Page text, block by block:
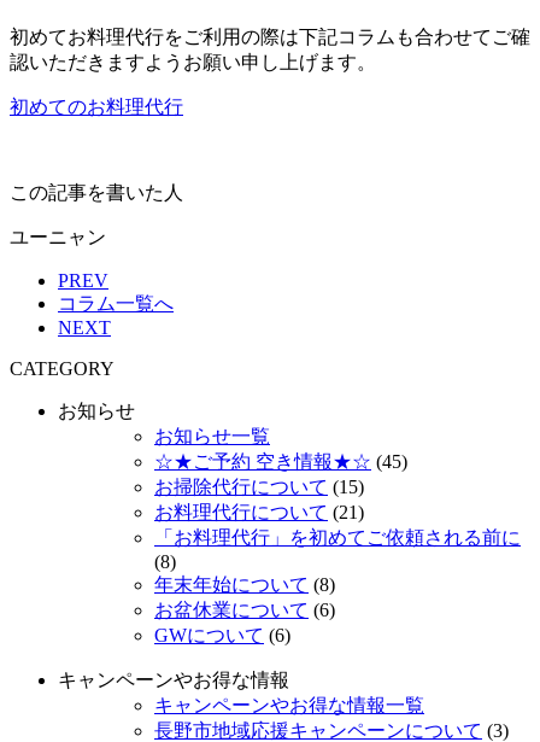
初めてお料理代行をご利用の際は下記コラムも合わせてご確
認いただきますようお願い申し上げます。
初めてのお料理代行
この記事を書いた人
ユーニャン
PREV
コラム一覧へ
NEXT
CATEGORY
お知らせ
お知らせ一覧
☆★ご予約 空き情報★☆ (45)
お掃除代行について (15)
お料理代行について (21)
「お料理代行」を初めてご依頼される前に
(8)
年末年始について (8)
お盆休業について (6)
GWについて (6)
キャンペーンやお得な情報
キャンペーンやお得な情報一覧
長野市地域応援キャンペーンについて (3)